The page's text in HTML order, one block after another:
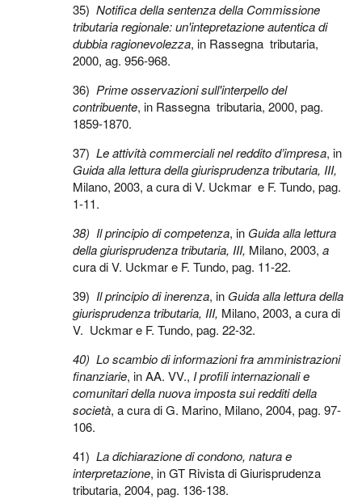
35) Notifica della sentenza della Commissione
tributaria regionale: un'intepretazione autentica di
dubbia ragionevolezza, in Rassegna tributaria,
2000, ag. 956-968.
36) Prime osservazioni sull'interpello del
contribuente, in Rassegna tributaria, 2000, pag.
1859-1870.
37) Le attività commerciali nel reddito d’impresa, in
Guida alla lettura della giurisprudenza tributaria, III,
Milano, 2003, a cura di V. Uckmar e F. Tundo, pag.
1-11.
38) Il principio di competenza, in Guida alla lettura
della giurisprudenza tributaria, III, Milano, 2003, a
cura di V. Uckmar e F. Tundo, pag. 11-22.
39) Il principio di inerenza, in Guida alla lettura della
giurisprudenza tributaria, III, Milano, 2003, a cura di
V. Uckmar e F. Tundo, pag. 22-32.
40) Lo scambio di informazioni fra amministrazioni
finanziarie, in AA. VV., I profili internazionali e
comunitari della nuova imposta sui redditi della
società, a cura di G. Marino, Milano, 2004, pag. 97-
106.
41) La dichiarazione di condono, natura e
interpretazione, in GT Rivista di Giurisprudenza
tributaria, 2004, pag. 136-138.